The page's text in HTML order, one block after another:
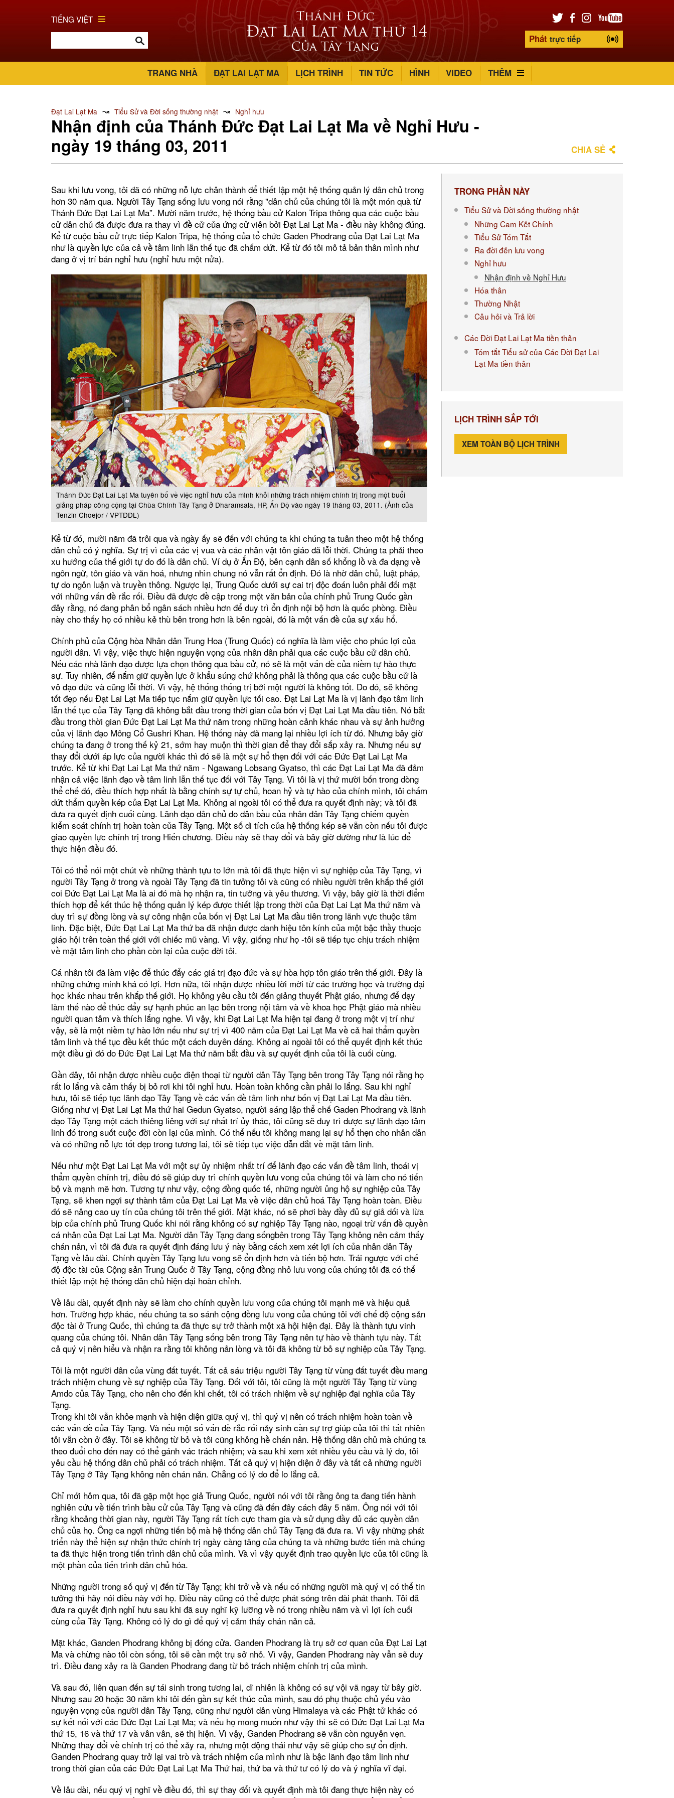
TIẾNG VIỆT
Phát trực tiếp
TRANG NHÀ ĐẠT LAI LẠT MA LỊCH TRÌNH TIN TỨC HÌNH VIDEO THÊM
Đạt Lai Lạt Ma ↝ Tiểu Sử và Đời sống thường nhật ↝ Nghỉ hưu
Nhận định của Thánh Đức Đạt Lai Lạt Ma về Nghỉ Hưu -
ngày 19 tháng 03, 2011
CHIA SẺ
Sau khi lưu vong, tôi đã có những nỗ lực chân thành để thiết lập một hệ thống quản lý dân chủ trong
hơn 30 năm qua. Người Tây Tạng sống lưu vong nói rằng "dân chủ của chúng tôi là một món quà từ
Thánh Đức Đạt Lai Lạt Ma”. Mười năm trước, hệ thống bầu cử Kalon Tripa thông qua các cuộc bầu
cử dân chủ đã được đưa ra thay vì đề cử của ứng cử viên bởi Đạt Lai Lạt Ma - điều này không đúng.
Kể từ cuộc bầu cử trực tiếp Kalon Tripa, hệ thống của tổ chức Gaden Phodrang của Đạt Lai Lạt Ma
như là quyền lực của cả về tâm linh lẫn thế tục đã chấm dứt. Kể từ đó tôi mô tả bản thân mình như
đang ở vị trí bán nghỉ hưu (nghỉ hưu một nửa).
Thánh Đức Đạt Lai Lạt Ma tuyên bố về việc nghỉ hưu của mình khỏi những trách nhiệm chính trị trong một buổi
giảng pháp công cộng tại Chùa Chính Tây Tạng ở Dharamsala, HP, Ấn Độ vào ngày 19 tháng 03, 2011. (Ảnh của
Tenzin Choejor / VPTĐĐL)
Kể từ đó, mười năm đã trôi qua và ngày ấy sẽ đến với chúng ta khi chúng ta tuân theo một hệ thống
dân chủ có ý nghĩa. Sự trị vì của các vị vua và các nhân vật tôn giáo đã lỗi thời. Chúng ta phải theo
xu hướng của thế giới tự do đó là dân chủ. Ví dụ ở Ấn Độ, bên cạnh dân số khổng lồ và đa dạng về
ngôn ngữ, tôn giáo và văn hoá, nhưng nhìn chung nó vẫn rất ổn định. Đó là nhờ dân chủ, luật pháp,
tự do ngôn luận và truyền thông. Ngược lại, Trung Quốc dưới sự cai trị độc đoán luôn phải đối mặt
với những vấn đề rắc rối. Điều đã được đề cập trong một văn bản của chính phủ Trung Quốc gần
đây rằng, nó đang phân bổ ngân sách nhiều hơn để duy trì ổn định nội bộ hơn là quốc phòng. Điều
này cho thấy họ có nhiều kẻ thù bên trong hơn là bên ngoài, đó là một vấn đề của sự xấu hổ.
Chính phủ của Cộng hòa Nhân dân Trung Hoa (Trung Quốc) có nghĩa là làm việc cho phúc lợi của
người dân. Vì vậy, việc thực hiện nguyện vọng của nhân dân phải qua các cuộc bầu cử dân chủ.
Nếu các nhà lãnh đạo được lựa chọn thông qua bầu cử, nó sẽ là một vấn đề của niềm tự hào thực
sự. Tuy nhiên, để nắm giữ quyền lực ở khẩu súng chứ không phải là thông qua các cuộc bầu cử là
vô đạo đức và cũng lỗi thời. Vì vậy, hệ thống thống trị bởi một người là không tốt. Do đó, sẽ không
tốt đẹp nếu Đạt Lai Lạt Ma tiếp tục nắm giữ quyền lực tối cao. Đạt Lai Lạt Ma là vị lãnh đạo tâm linh
lẫn thế tục của Tây Tạng đã không bắt đầu trong thời gian của bốn vị Đạt Lai Lạt Ma đầu tiên. Nó bắt
đầu trong thời gian Đức Đạt Lai Lạt Ma thứ năm trong những hoàn cảnh khác nhau và sự ảnh hưởng
của vị lãnh đạo Mông Cổ Gushri Khan. Hệ thống này đã mang lại nhiều lợi ích từ đó. Nhưng bây giờ
chúng ta đang ở trong thế kỷ 21, sớm hay muộn thì thời gian để thay đổi sắp xảy ra. Nhưng nếu sự
thay đổi dưới áp lực của người khác thì đó sẽ là một sự hổ thẹn đối với các Đức Đạt Lai Lạt Ma
trước. Kể từ khi Đạt Lai Lạt Ma thứ năm - Ngawang Lobsang Gyatso, thì các Đạt Lai Lạt Ma đã đảm
nhận cả việc lãnh đạo về tâm linh lẫn thế tục đối với Tây Tạng. Vì tôi là vị thứ mười bốn trong dòng
thể chế đó, điều thích hợp nhất là bằng chính sự tự chủ, hoan hỷ và tự hào của chính mình, tôi chấm
dứt thẩm quyền kép của Đạt Lai Lạt Ma. Không ai ngoài tôi có thể đưa ra quyết định này; và tôi đã
đưa ra quyết định cuối cùng. Lãnh đạo dân chủ do dân bầu của nhân dân Tây Tạng chiếm quyền
kiểm soát chính trị hoàn toàn của Tây Tạng. Một số di tích của hệ thống kép sẽ vẫn còn nếu tôi được
giao quyền lực chính trị trong Hiến chương. Điều này sẽ thay đổi và bây giờ dường như là lúc để
thực hiện điều đó.
Tôi có thể nói một chút về những thành tựu to lớn mà tôi đã thực hiện vì sự nghiệp của Tây Tạng, vì
người Tây Tạng ở trong và ngoài Tây Tạng đã tin tưởng tôi và cũng có nhiều người trên khắp thế giới
coi Đức Đạt Lai Lạt Ma là ai đó mà họ nhận ra, tin tưởng và yêu thương. Vì vậy, bây giờ là thời điểm
thích hợp để kết thúc hệ thống quản lý kép được thiết lập trong thời của Đạt Lai Lạt Ma thứ năm và
duy trì sự đồng lòng và sự công nhận của bốn vị Đạt Lai Lạt Ma đầu tiên trong lãnh vực thuộc tâm
linh. Đặc biệt, Đức Đạt Lai Lạt Ma thứ ba đã nhận được danh hiệu tôn kính của một bậc thầy thuojc
giáo hội trên toàn thế giới với chiếc mũ vàng. Vì vậy, giống như họ -tôi sẽ tiếp tục chịu trách nhiệm
về mặt tâm linh cho phần còn lại của cuộc đời tôi.
Cá nhân tôi đã làm việc để thúc đẩy các giá trị đạo đức và sự hòa hợp tôn giáo trên thế giới. Đây là
những chứng minh khá có lợi. Hơn nữa, tôi nhận được nhiều lời mời từ các trường học và trường đại
học khác nhau trên khắp thế giới. Họ không yêu cầu tôi đến giảng thuyết Phật giáo, nhưng để dạy
làm thế nào để thúc đẩy sự hạnh phúc an lạc bên trong nội tâm và về khoa học Phật giáo mà nhiều
người quan tâm và thích lắng nghe. Vì vậy, khi Đạt Lai Lạt Ma hiện tại đang ở trong một vị trí như
vậy, sẽ là một niềm tự hào lớn nếu như sự trị vì 400 năm của Đạt Lai Lạt Ma về cả hai thẩm quyền
tâm linh và thế tục đều kết thúc một cách duyên dáng. Không ai ngoài tôi có thể quyết định kết thúc
một điều gì đó do Đức Đạt Lai Lạt Ma thứ năm bắt đầu và sự quyết định của tôi là cuối cùng.
Gần đây, tôi nhận được nhiều cuộc điện thoại từ người dân Tây Tạng bên trong Tây Tạng nói rằng họ
rất lo lắng và cảm thấy bị bỏ rơi khi tôi nghỉ hưu. Hoàn toàn không cần phải lo lắng. Sau khi nghỉ
hưu, tôi sẽ tiếp tục lãnh đạo Tây Tạng về các vấn đề tâm linh như bốn vị Đạt Lai Lạt Ma đầu tiên.
Giống như vị Đạt Lai Lạt Ma thứ hai Gedun Gyatso, người sáng lập thể chế Gaden Phodrang và lãnh
đạo Tây Tạng một cách thiêng liêng với sự nhất trí ủy thác, tôi cũng sẽ duy trì được sự lãnh đạo tâm
linh đó trong suốt cuộc đời còn lại của mình. Có thể nếu tôi không mang lại sự hổ thẹn cho nhân dân
và có những nỗ lực tốt đẹp trong tương lai, tôi sẽ tiếp tục việc dẫn dắt về mặt tâm linh.
Nếu như một Đạt Lai Lạt Ma với một sự ủy nhiệm nhất trí để lãnh đạo các vấn đề tâm linh, thoái vị
thẩm quyền chính trị, điều đó sẽ giúp duy trì chính quyền lưu vong của chúng tôi và làm cho nó tiến
bộ và mạnh mẽ hơn. Tương tự như vậy, cộng đồng quốc tế, những người ủng hộ sự nghiệp của Tây
Tạng, sẽ khen ngợi sự thành tâm của Đạt Lai Lạt Ma về việc dân chủ hoá Tây Tạng hoàn toàn. Điều
đó sẽ nâng cao uy tín của chúng tôi trên thế giới. Mặt khác, nó sẽ phơi bày đầy đủ sự giả dối và lừa
bịp của chính phủ Trung Quốc khi nói rằng không có sự nghiệp Tây Tạng nào, ngoại trừ vấn đề quyền
cá nhân của Đạt Lai Lạt Ma. Người dân Tây Tạng đang sốngbên trong Tây Tạng không nên cảm thấy
chán nản, vì tôi đã đưa ra quyết định đáng lưu ý này bằng cách xem xét lợi ích của nhân dân Tây
Tạng về lâu dài. Chính quyền Tây Tạng lưu vong sẽ ổn định hơn và tiến bộ hơn. Trái ngược với chế
độ độc tài của Cộng sản Trung Quốc ở Tây Tạng, cộng đồng nhỏ lưu vong của chúng tôi đã có thể
thiết lập một hệ thống dân chủ hiện đại hoàn chỉnh.
Về lâu dài, quyết định này sẽ làm cho chính quyền lưu vong của chúng tôi mạnh mẽ và hiệu quả
hơn. Trường hợp khác, nếu chúng ta so sánh cộng đồng lưu vong của chúng tôi với chế độ cộng sản
độc tài ở Trung Quốc, thì chúng ta đã thực sự trở thành một xã hội hiện đại. Đây là thành tựu vinh
quang của chúng tôi. Nhân dân Tây Tạng sống bên trong Tây Tạng nên tự hào về thành tựu này. Tất
cả quý vị nên hiểu và nhận ra rằng tôi không nản lòng và tôi đã không từ bỏ sự nghiệp của Tây Tạng.
Tôi là một người dân của vùng đất tuyết. Tất cả sáu triệu người Tây Tạng từ vùng đất tuyết đều mang
trách nhiệm chung về sự nghiệp của Tây Tạng. Đối với tôi, tôi cũng là một người Tây Tạng từ vùng
Amdo của Tây Tạng, cho nên cho đến khi chết, tôi có trách nhiệm về sự nghiệp đại nghĩa của Tây
Tạng.
Trong khi tôi vẫn khỏe mạnh và hiện diện giữa quý vị, thì quý vị nên có trách nhiệm hoàn toàn về
các vấn đề của Tây Tạng. Và nếu một số vấn đề rắc rối nảy sinh cần sự trợ giúp của tôi thì tất nhiên
tôi vẫn còn ở đây. Tôi sẽ không từ bỏ và tôi cũng không hề chán nản. Hệ thống dân chủ mà chúng ta
theo đuổi cho đến nay có thể gánh vác trách nhiệm; và sau khi xem xét nhiều yêu cầu và lý do, tôi
yêu cầu hệ thống dân chủ phải có trách nhiệm. Tất cả quý vị hiện diện ở đây và tất cả những người
Tây Tạng ở Tây Tạng không nên chán nản. Chẳng có lý do để lo lắng cả.
Chỉ mới hôm qua, tôi đã gặp một học giả Trung Quốc, người nói với tôi rằng ông ta đang tiến hành
nghiên cứu về tiến trình bầu cử của Tây Tạng và cũng đã đến đây cách đây 5 năm. Ông nói với tôi
rằng khoảng thời gian này, người Tây Tạng rất tích cực tham gia và sử dụng đầy đủ các quyền dân
chủ của họ. Ông ca ngợi những tiến bộ mà hệ thống dân chủ Tây Tạng đã đưa ra. Vì vậy những phát
triển này thể hiện sự nhận thức chính trị ngày càng tăng của chúng ta và những bước tiến mà chúng
ta đã thực hiện trong tiến trình dân chủ của mình. Và vì vậy quyết định trao quyền lực của tôi cũng là
một phần của tiến trình dân chủ hóa.
Những người trong số quý vị đến từ Tây Tạng; khi trở về và nếu có những người mà quý vị có thể tin
tưởng thì hãy nói điều này với họ. Điều này cũng có thể được phát sóng trên đài phát thanh. Tôi đã
đưa ra quyết định nghỉ hưu sau khi đã suy nghĩ kỹ lưỡng về nó trong nhiều năm và vì lợi ích cuối
cùng của Tây Tạng. Không có lý do gì để quý vị cảm thấy chán nản cả.
Mặt khác, Ganden Phodrang không bị đóng cửa. Ganden Phodrang là trụ sở cơ quan của Đạt Lai Lạt
Ma và chừng nào tôi còn sống, tôi sẽ cần một trụ sở nhỏ. Vì vậy, Ganden Phodrang này vẫn sẽ duy
trì. Điều đang xảy ra là Ganden Phodrang đang từ bỏ trách nhiệm chính trị của mình.
Và sau đó, liên quan đến sự tái sinh trong tương lai, dĩ nhiên là không có sự vội vã ngay từ bây giờ.
Nhưng sau 20 hoặc 30 năm khi tôi đến gần sự kết thúc của mình, sau đó phụ thuộc chủ yếu vào
nguyện vọng của người dân Tây Tạng, cũng như người dân vùng Himalaya và các Phật tử khác có
sự kết nối với các Đức Đạt Lai Lạt Ma; và nếu họ mong muốn như vậy thì sẽ có Đức Đạt Lai Lạt Ma
thứ 15, 16 và thứ 17 và vân vân, sẽ thị hiện. Vì vậy, Ganden Phodrang sẽ vẫn còn nguyên vẹn.
Những thay đổi về chính trị có thể xảy ra, nhưng một động thái như vậy sẽ giúp cho sự ổn định.
Ganden Phodrang quay trở lại vai trò và trách nhiệm của mình như là bậc lãnh đạo tâm linh như
trong thời gian của các Đức Đạt Lai Lạt Ma Thứ hai, thứ ba và thứ tư có lý do và ý nghĩa vĩ đại.
Về lâu dài, nếu quý vị nghĩ về điều đó, thì sự thay đổi và quyết định mà tôi đang thực hiện này có
TRONG PHẦN NÀY
Tiểu Sử và Đời sống thường nhật
Những Cam Kết Chính
Tiểu Sử Tóm Tắt
Ra đời đến lưu vong
Nghỉ hưu
Nhận định về Nghỉ Hưu
Hóa thân
Thường Nhật
Câu hỏi và Trả lời
Các Đời Đạt Lai Lạt Ma tiền thân
Tóm tắt Tiểu sử của Các Đời Đạt Lai
Lạt Ma tiền thân
LỊCH TRÌNH SẮP TỚI
XEM TOÀN BỘ LỊCH TRÌNH